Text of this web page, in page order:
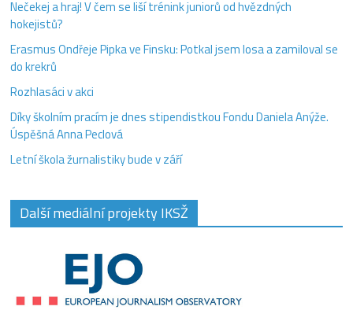
Nečekej a hraj! V čem se liší trénink juniorů od hvězdných
hokejistů?
Erasmus Ondřeje Pipka ve Finsku: Potkal jsem losa a zamiloval se
do krekrů
Rozhlasáci v akci
Díky školním pracím je dnes stipendistkou Fondu Daniela Anýže.
Úspěšná Anna Peclová
Letní škola žurnalistiky bude v září
Další mediální projekty IKSŽ